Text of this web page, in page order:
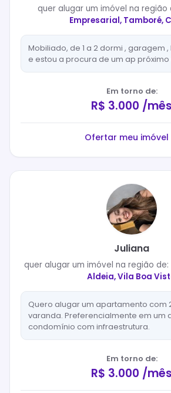
quer alugar um imóvel na região
Empresarial, Tamboré,
Mobiliado, de 1 a 2 dormi , garagem
e estou a procura de um ap
Em torno de:
R$ 3.000 /mês
Ofertar meu
Juliana
quer alugarum imóvel na região de:
Aldeia, Vila Boa
Quero alugar um apartamento com
varanda. Preferencialmente em um
condomínio com infraestrutura.
Em torno de:
R$ 3.000 /mês